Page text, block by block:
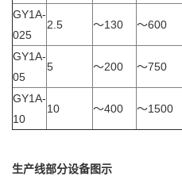
GY1A-
025
2.5 ～130 ～600
GY1A-
05
5 ～200 ～750
GY1A-
10
10 ～400 ～1500
生产线部分设备图示